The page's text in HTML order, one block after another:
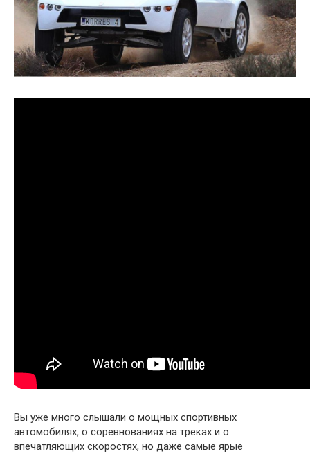
Вы уже много слышали о мощных спортивных
автомобилях, о соревнованиях на треках и о
впечатляющих скоростях, но даже самые ярые